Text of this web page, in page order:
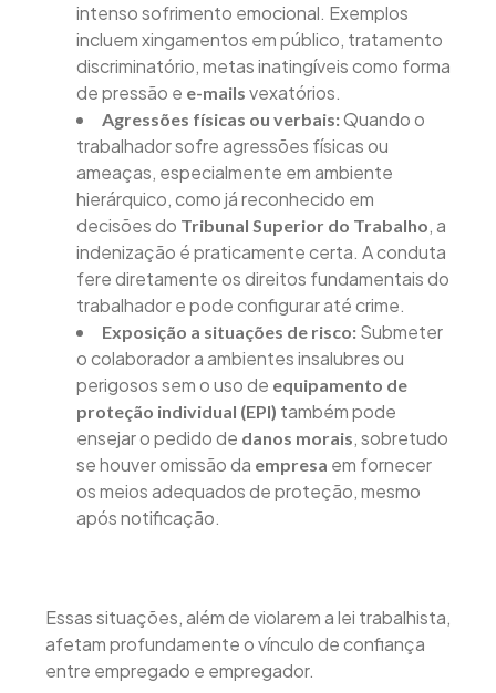
intenso sofrimento emocional. Exemplos
incluem xingamentos em público, tratamento
discriminatório, metas inatingíveis como forma
de pressão e e-mails vexatórios.
Agressões físicas ou verbais:Quando o
trabalhador sofre agressões físicas ou
ameaças, especialmente em ambiente
hierárquico, como já reconhecido em
decisões do Tribunal Superior do Trabalho, a
indenização é praticamente certa. A conduta
fere diretamente os direitos fundamentais do
trabalhador e pode configurar até crime.
Exposição a situações de risco: Submeter
o colaborador a ambientes insalubres ou
perigosos sem o uso de equipamento de
proteção individual (EPI) também pode
ensejar o pedido de danos morais, sobretudo
se houver omissão da empresa em fornecer
os meios adequados de proteção, mesmo
após notificação.
Essas situações, além de violarem a lei trabalhista,
afetam profundamente o vínculo de confiança
entre empregado e empregador.